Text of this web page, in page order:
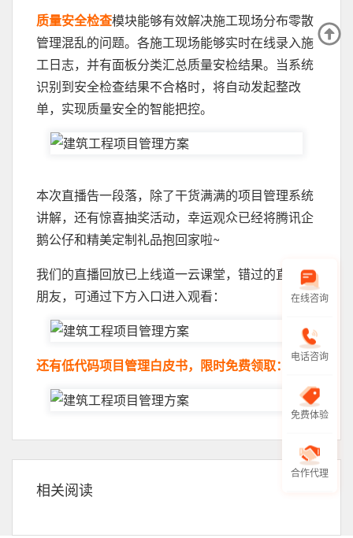
质量安全检查模块能够有效解决施工现场分布零散
管理混乱的问题。各施工现场能够实时在线录入施
工日志，并有面板分类汇总质量安检结果。当系统
识别到安全检查结果不合格时，将自动发起整改
单，实现质量安全的智能把控。
本次直播告一段落，除了干货满满的项目管理系统
讲解，还有惊喜抽奖活动，幸运观众已经将腾讯企
鹅公仔和精美定制礼品抱回家啦~
我们的直播回放已上线道一云课堂，错过的直播的
朋友，可通过下方入口进入观看：
还有低代码项目管理白皮书，限时免费领取：
相关阅读
在线咨询
电话咨询
免费体验
合作代理